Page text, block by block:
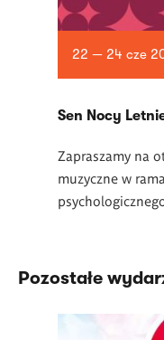
22 — 24 cze
Sen Nocy
Zapraszamy na
muzyczne w
Pozostałe